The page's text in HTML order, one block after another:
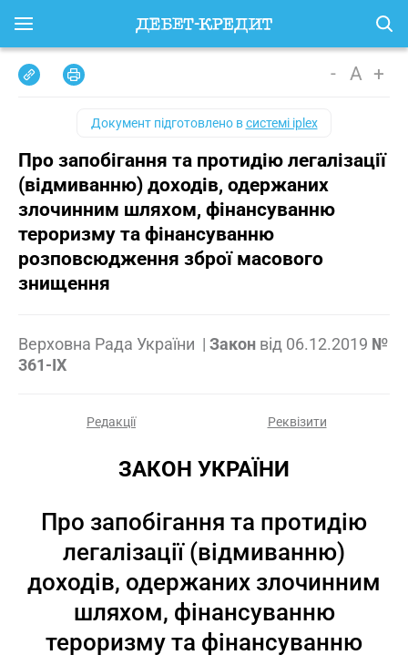
- A +
Документ підготовлено всистемі iplex
Про запобігання та протидію легалізації
(відмиванню) доходів, одержаних
злочинним шляхом, фінансуванню
тероризму та фінансуванню
розповсюдження зброї масового
знищення
Верховна Рада України | Закон від 06.12.2019 №
361-IX
Редакції Реквізити
ЗАКОН УКРАЇНИ
Про запобігання та протидію
легалізації (відмиванню)
доходів, одержаних злочинним
шляхом, фінансуванню
тероризму та фінансуванню